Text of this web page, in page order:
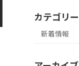
カテゴリー
新着情報